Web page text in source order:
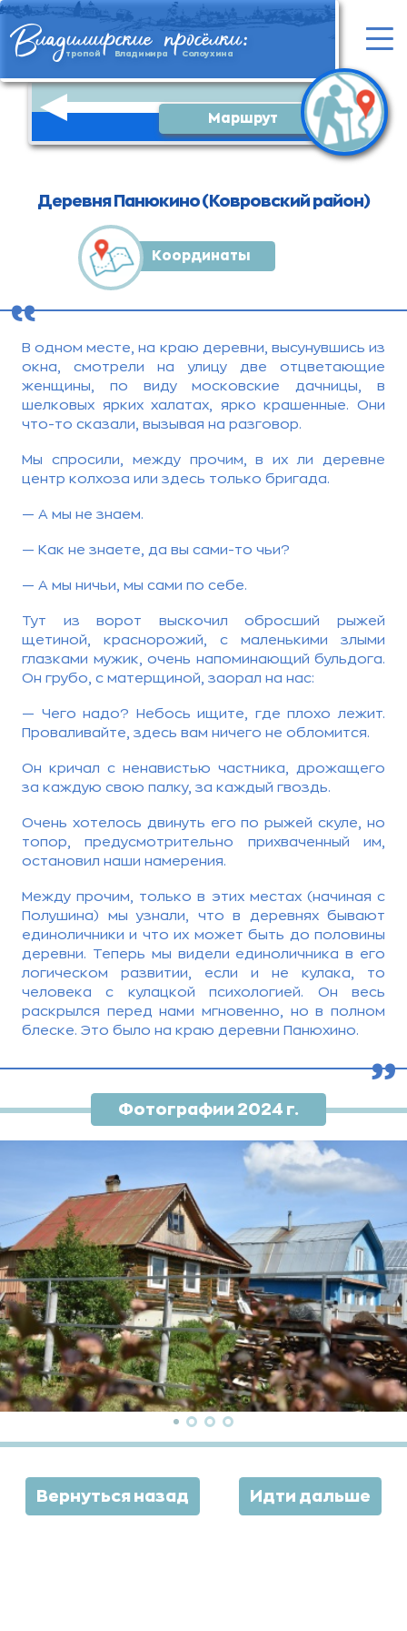
Владимирские просёлки:
тропой Владимира Солоухина
Маршрут
Деревня Панюкино (Ковровский район)
Координаты
,,
В одном месте, на краю деревни, высунувшись из
окна, смотрели на улицу две отцветающие
женщины, по виду московские дачницы, в
шелковых ярких халатах, ярко крашенные. Они
что-то сказали, вызывая на разговор.
Мы спросили, между прочим, в их ли деревне
центр колхоза или здесь только бригада.
— А мы не знаем.
— Как не знаете, да вы сами-то чьи?
— А мы ничьи, мы сами по себе.
Тут из ворот выскочил обросший рыжей
щетиной, краснорожий, с маленькими злыми
глазками мужик, очень напоминающий бульдога.
Он грубо, с матерщиной, заорал на нас:
— Чего надо? Небось ищите, где плохо лежит.
Проваливайте, здесь вам ничего не обломится.
Он кричал с ненавистью частника, дрожащего
за каждую свою палку, за каждый гвоздь.
Очень хотелось двинуть его по рыжей скуле, но
топор, предусмотрительно прихваченный им,
остановил наши намерения.
Между прочим, только в этих местах (начиная с
Полушина) мы узнали, что в деревнях бывают
единоличники и что их может быть до половины
деревни. Теперь мы видели единоличника в его
логическом развитии, если и не кулака, то
человека с кулацкой психологией. Он весь
раскрылся перед нами мгновенно, но в полном
блеске. Это было на краю деревни Панюхино.
,,
Фотографии 2024 г.
Вернуться назад Идти дальше